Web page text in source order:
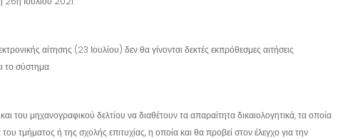
αίτησης (23 Ιουλίου) δεν θα γίνονται δεκτές εκπρόθεσμες αιτήσεις
το σύστημα.
του μηχανογραφικού δελτίου να διαθέτουν τα απαραίτητα δικαιολογητικά, τα οποία
τμήματος ή της σχολής επιτυχίας, η οποία και θα προβεί στον έλεγχο για την